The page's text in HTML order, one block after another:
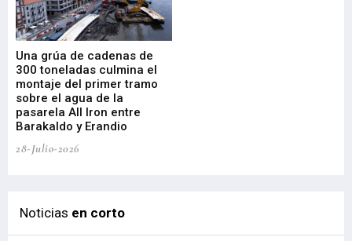
Una grúa de cadenas de
300 toneladas culmina el
montaje del primer tramo
sobre el agua de la
pasarela All Iron entre
Barakaldo y Erandio
28-Julio-2026
Noticias en corto